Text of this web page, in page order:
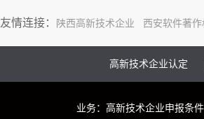
友情连接： 陕西高新技术企业 西安软件著作
高新技术企业认定
业务：高新技术企业申报条